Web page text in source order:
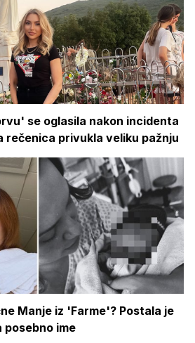
se oglasila nakon incidenta
rečenica privukla veliku pažnju
Manje iz 'Farme'? Postala je
posebno ime